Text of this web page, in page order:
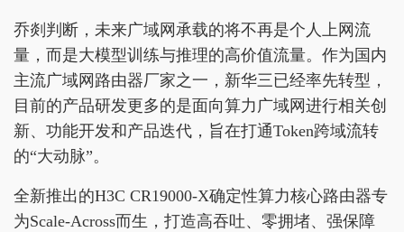
乔剡判断，未来广域网承载的将不再是个人上网流
量，而是大模型训练与推理的高价值流量。作为国内
主流广域网路由器厂家之一，新华三已经率先转型，
目前的产品研发更多的是面向算力广域网进行相关创
新、功能开发和产品迭代，旨在打通Token跨域流转
的“大动脉”。
全新推出的H3C CR19000-X确定性算力核心路由器专
为Scale-Across而生，打造高吞吐、零拥堵、强保障